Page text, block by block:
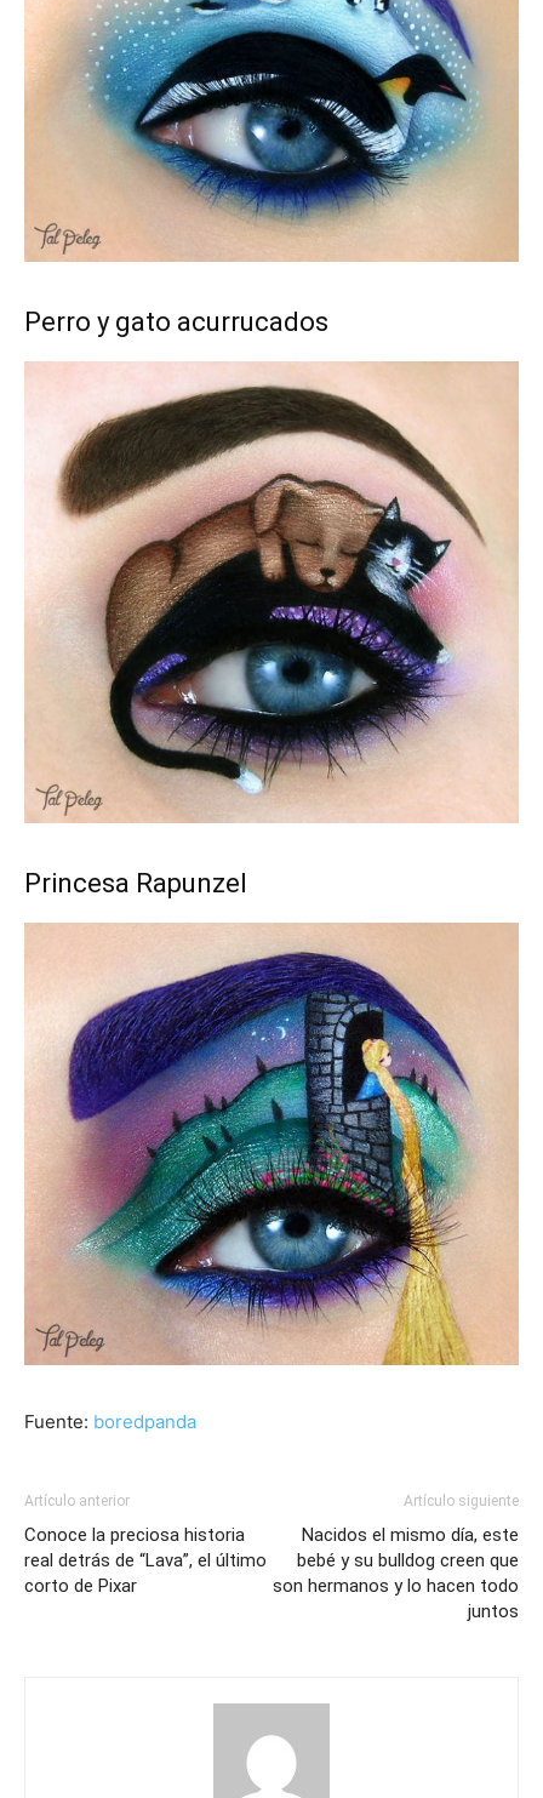
Perro y gato acurrucados
Princesa Rapunzel
Fuente: boredpanda
Artículo anterior
Conoce la preciosa historia
real detrás de “Lava”, el último
corto de Pixar
Artículo siguiente
Nacidos el mismo día, este
bebé y su bulldog creen que
son hermanos y lo hacen todo
juntos